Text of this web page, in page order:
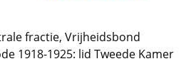
fractie, Vrijheidsbond
1918-1925: lid Tweede Kamer